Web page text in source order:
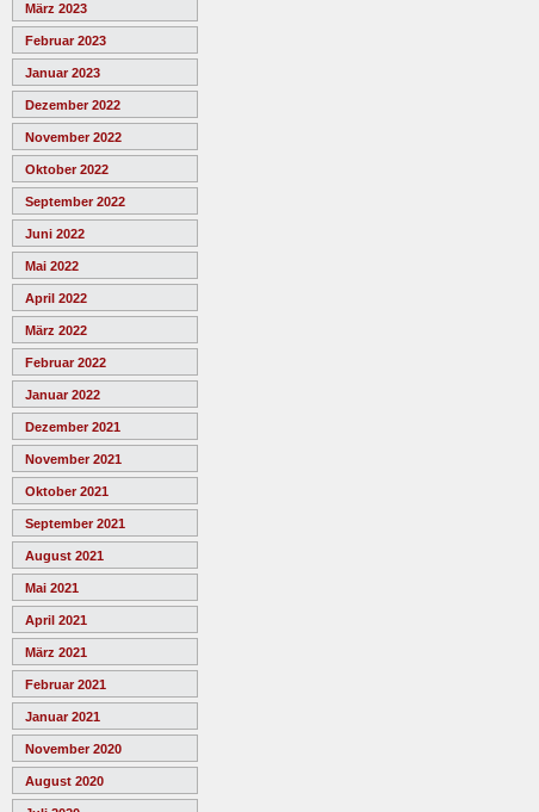
März 2023
Februar 2023
Januar 2023
Dezember 2022
November 2022
Oktober 2022
September 2022
Juni 2022
Mai 2022
April 2022
März 2022
Februar 2022
Januar 2022
Dezember 2021
November 2021
Oktober 2021
September 2021
August 2021
Mai 2021
April 2021
März 2021
Februar 2021
Januar 2021
November 2020
August 2020